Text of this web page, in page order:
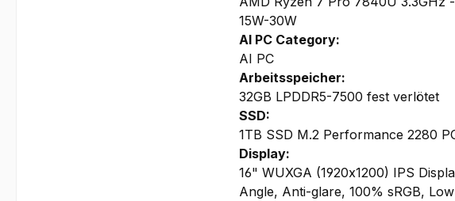
15W-30W
AI PC Category:
AI PC
Arbeitsspeicher:
32GB LPDDR5-7500 fest verlötet
SSD:
1TB SSD M.2 Performance 2280
Display:
16" WUXGA (1920x1200) IPS
Angle, Anti-glare, 100% sRGB,